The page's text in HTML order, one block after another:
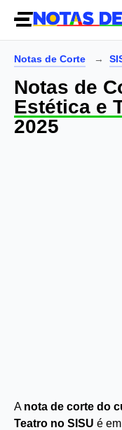
Notas de Corte
Notas de
Estética e
2025
A nota de corte do
Teatro no SISU é